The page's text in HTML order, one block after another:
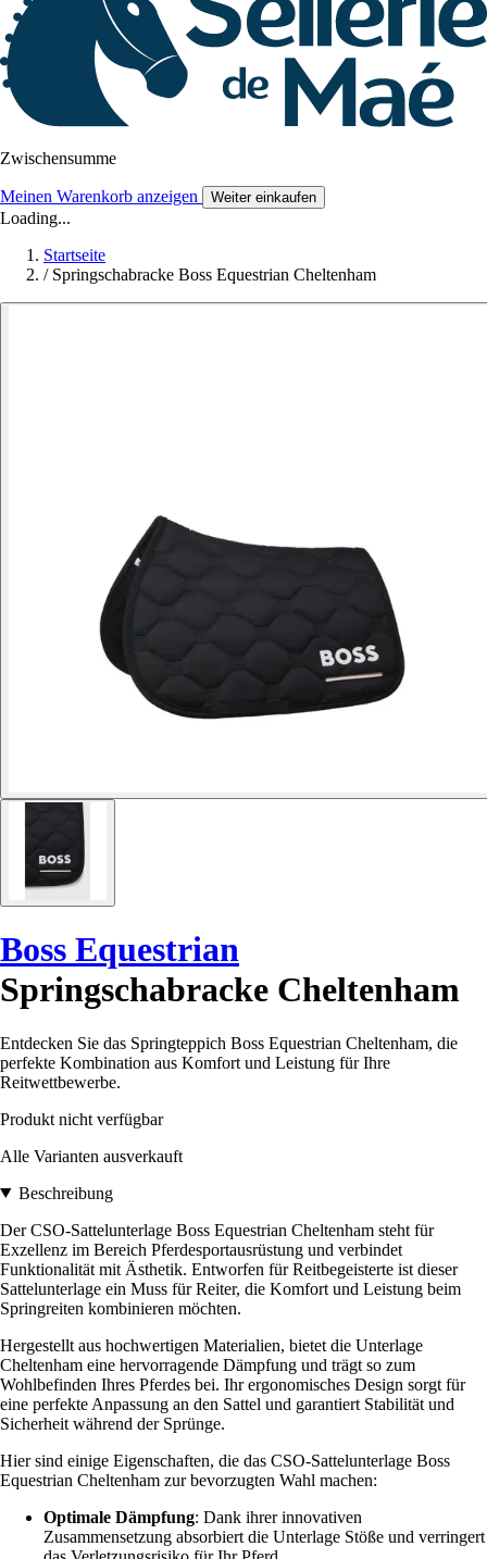
Zwischensumme
Meinen Warenkorb anzeigen Weiter einkaufen
Loading...
Startseite
/ Springschabracke Boss Equestrian Cheltenham
Boss Equestrian
Springschabracke Cheltenham
Entdecken Sie das Springteppich Boss Equestrian Cheltenham, die
perfekte Kombination aus Komfort und Leistung für Ihre
Reitwettbewerbe.
Produkt nicht verfügbar
Alle Varianten ausverkauft
Beschreibung
Der CSO-Sattelunterlage Boss Equestrian Cheltenham steht für
Exzellenz im Bereich Pferdesportausrüstung und verbindet
Funktionalität mit Ästhetik. Entworfen für Reitbegeisterte ist dieser
Sattelunterlage ein Muss für Reiter, die Komfort und Leistung beim
Springreiten kombinieren möchten.
Hergestellt aus hochwertigen Materialien, bietet die Unterlage
Cheltenham eine hervorragende Dämpfung und trägt so zum
Wohlbefinden Ihres Pferdes bei. Ihr ergonomisches Design sorgt für
eine perfekte Anpassung an den Sattel und garantiert Stabilität und
Sicherheit während der Sprünge.
Hier sind einige Eigenschaften, die das CSO-Sattelunterlage Boss
Equestrian Cheltenham zur bevorzugten Wahl machen:
Optimale Dämpfung: Dank ihrer innovativen
Zusammensetzung absorbiert die Unterlage Stöße und verringert